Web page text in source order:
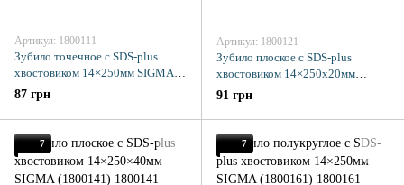
Артикул: 1800111
Зубило точечное с SDS-plus
хвостовиком 14×250мм SIGMA
(1800111)
87 грн
Артикул: 1800121
Зубило плоское с SDS-plus
хвостовиком 14×250х20мм
SIGMA (1800121)
91 грн
7 7